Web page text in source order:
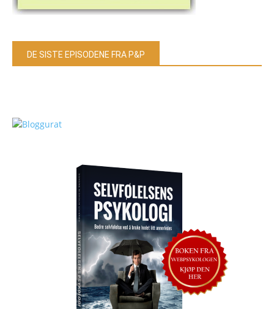
DE SISTE EPISODENE FRA P&P